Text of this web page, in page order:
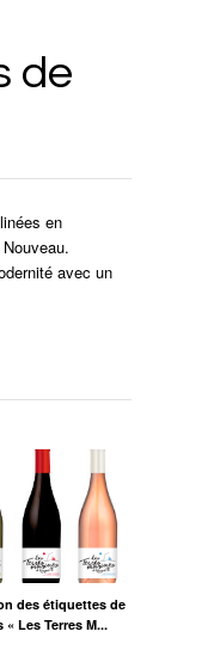
de
en
avec un
des étiquettes de
« Les Terres M...